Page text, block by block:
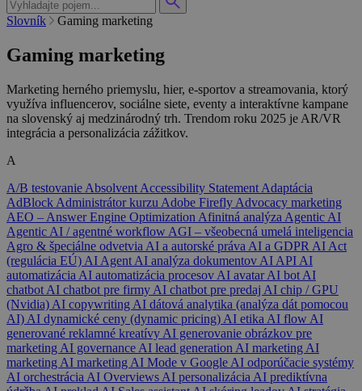
Slovník Gaming marketing
Gaming marketing
Marketing herného priemyslu, hier, e-sportov a streamovania, ktorý
využíva influencerov, sociálne siete, eventy a interaktívne kampane
na slovenský aj medzinárodný trh. Trendom roku 2025 je AR/VR
integrácia a personalizácia zážitkov.
A
A/B testovanie Absolvent Accessibility Statement Adaptácia
AdBlock Administrátor kurzu Adobe Firefly Advocacy marketing
AEO – Answer Engine Optimization Afinitná analýza Agentic AI
Agentic AI / agentné workflow AGI – všeobecná umelá inteligencia
Agro & špeciálne odvetvia AI a autorské práva AI a GDPR AI Act
(regulácia EÚ) AI Agent AI analýza dokumentov AI API AI
automatizácia AI automatizácia procesov AI avatarAI bot AI
chatbot AI chatbot pre firmy AI chatbot pre predaj AI chip / GPU
(Nvidia) AI copywriting AI dátová analytika (analýza dát pomocou
AI) AI dynamické ceny (dynamic pricing) AI etika AI flow AI
generované reklamné kreatívy AI generovanie obrázkov pre
marketing AI governance AI lead generation AI marketing AI
marketing AI marketing AI Mode v Google AI odporúčacie systémy
AI orchestrácia AI Overviews AI personalizácia AI prediktívna